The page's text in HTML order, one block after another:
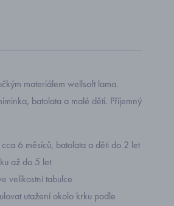
materiálem wellsoft lama.
batolata a malé děti. Příjemný
6 měsíců, batolata a děti do 2 let
až do 5 let
velikostní tabulce
utažení okolo krku podle